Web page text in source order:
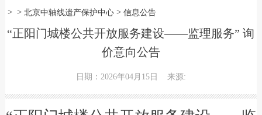
> > 北京中轴线遗产保护中心> 信息公告
“正阳门城楼公共开放服务建设——监理服务” 询
价意向公告
日期：2026年04月15日 来源: